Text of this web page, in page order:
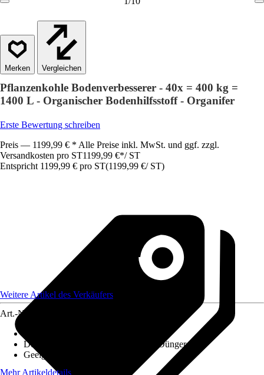
Vergleichen
Pflanzenkohle Bodenverbesserer - 40x = 400 kg =
1400 L - Organischer Bodenhilfsstoff - Organifer
Erste Bewertung schreiben
Preis — 1199,99 € * Alle Preise inkl. MwSt. und ggf. zzgl.
Versandkosten pro ST1199,99 €*/ ST
Entspricht 1199,99 € pro ST(1199,99 €/ ST)
Weitere Artikel des Verkäufers
Art.-Nr.
Düngerart
Mineralisch-organischer Dünger
Geeignet für
Mehr Artikeldetails